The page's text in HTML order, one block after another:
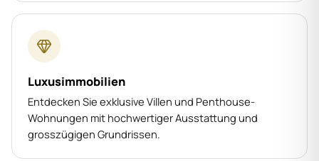
Luxusimmobilien
Entdecken Sie exklusive Villen und Penthouse-
Wohnungen mit hochwertiger Ausstattung und
grosszügigen Grundrissen.